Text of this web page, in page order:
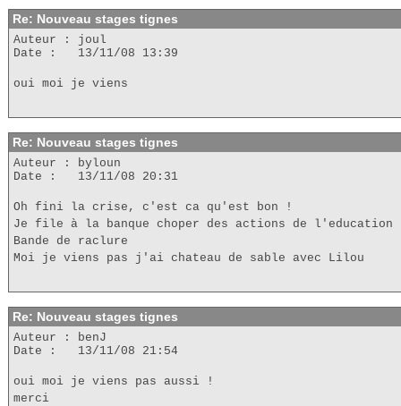
Re: Nouveau stages tignes
Auteur : joul
Date : 13/11/08 13:39
oui moi je viens
Re: Nouveau stages tignes
Auteur : byloun
Date : 13/11/08 20:31
Oh fini la crise, c'est ca qu'est bon !
Je file à la banque choper des actions de l'education
Bande de raclure
Moi je viens pas j'ai chateau de sable avec Lilou
Re: Nouveau stages tignes
Auteur : benJ
Date : 13/11/08 21:54
oui moi je viens pas aussi !
merci